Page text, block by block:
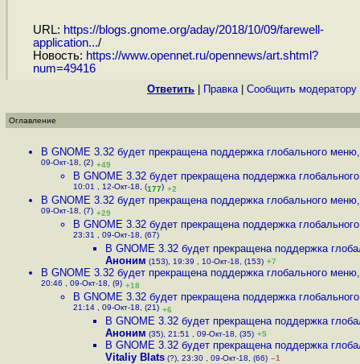
URL: https://blogs.gnome.org/aday/2018/10/09/farewell-
application.../
Новость: https://www.opennet.ru/opennews/art.shtml?
num=49416
Ответить Правка| Cообщить модератору
Оглавление
В GNOME 3.32 будет прекращена поддержка глобального меню
09-Окт-18, (2) +49
В GNOME 3.32 будет прекращена поддержка
10:01 , 12-Окт-18, (177) +2
В GNOME 3.32 будет прекращена поддержка глобального меню
09-Окт-18, (7) +29
В GNOME 3.32 будет прекращена поддержка
23:31 , 09-Окт-18, (67)
В GNOME 3.32 будет прекращена поддержка
Аноним (153), 19:39 , 10-Окт-18, (153) +7
В GNOME 3.32 будет прекращена поддержка глобального меню
20:46 , 09-Окт-18, (9) +18
В GNOME 3.32 будет прекращена поддержка
21:14 , 09-Окт-18, (21) +6
В GNOME 3.32 будет прекращена поддержка
Аноним (35), 21:51 , 09-Окт-18, (35) +5
В GNOME 3.32 будет прекращена поддержка
Vitaliy Blats (?), 23:30 , 09-Окт-18, (66) –1